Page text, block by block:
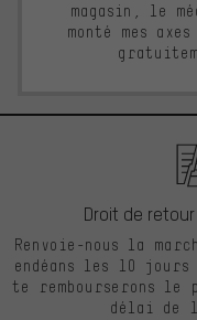
magasin, le
monté mes
Droit de
Renvoie-nous la
endéans les 10
te rembourserons le
délai de